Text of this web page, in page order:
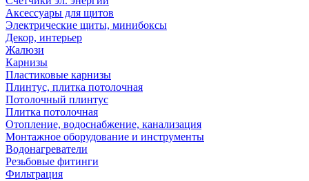
Аксессуары для щитов
Электрические щиты, минибоксы
Декор, интерьер
Жалюзи
Карнизы
Пластиковые карнизы
Плинтус, плитка потолочная
Потолочный плинтус
Плитка потолочная
Отопление, водоснабжение, канализация
Монтажное оборудование и инструменты
Водонагреватели
Резьбовые фитинги
Фильтрация